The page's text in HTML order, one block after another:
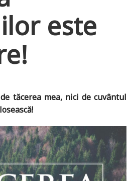
este
tăcerea mea, nici de cuvântul